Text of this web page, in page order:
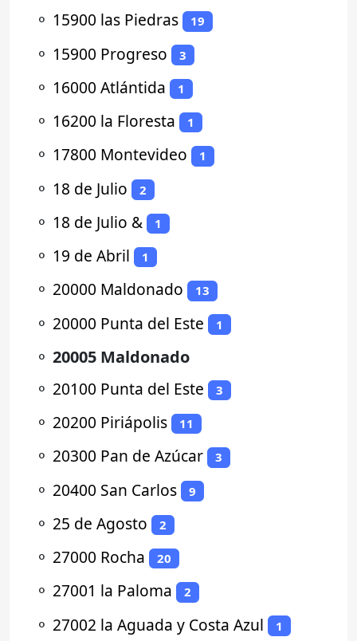
⚬ 15900 las Piedras 19
⚬ 15900 Progreso 3
⚬ 16000 Atlántida 1
⚬ 16200 la Floresta 1
⚬ 17800 Montevideo 1
⚬ 18 de Julio 2
⚬ 18 de Julio & 1
⚬ 19 de Abril 1
⚬ 20000 Maldonado 13
⚬ 20000 Punta del Este 1
⚬ 20005 Maldonado
⚬ 20100 Punta del Este 3
⚬ 20200 Piriápolis 11
⚬ 20300 Pan de Azúcar 3
⚬ 20400 San Carlos 9
⚬ 25 de Agosto 2
⚬ 27000 Rocha 20
⚬ 27001 la Paloma 2
⚬ 27002 la Aguada y Costa Azul 1